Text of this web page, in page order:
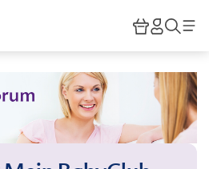
HiPP